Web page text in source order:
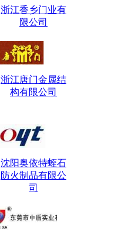
浙江香乡门业有
限公司
浙江唐门金属结
构有限公司
沈阳奥依特蛭石
防火制品有限公
司